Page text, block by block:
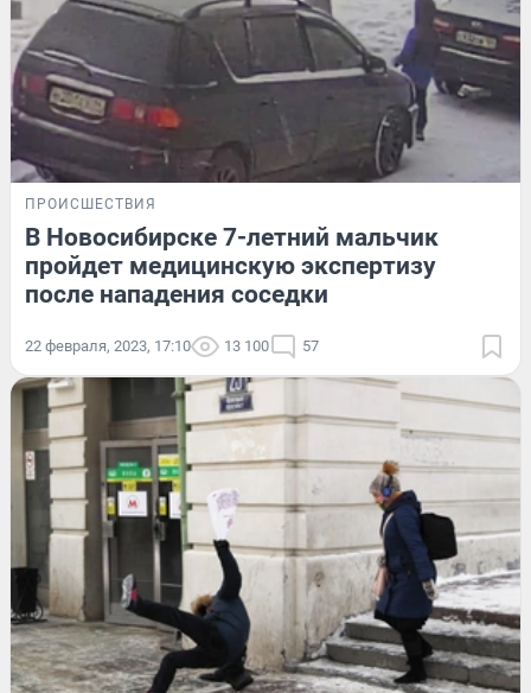
ПРОИСШЕСТВИЯ
В Новосибирске 7-летний мальчик
пройдет медицинскую экспертизу
после нападения соседки
22 февраля, 2023, 17:10 13 100 57